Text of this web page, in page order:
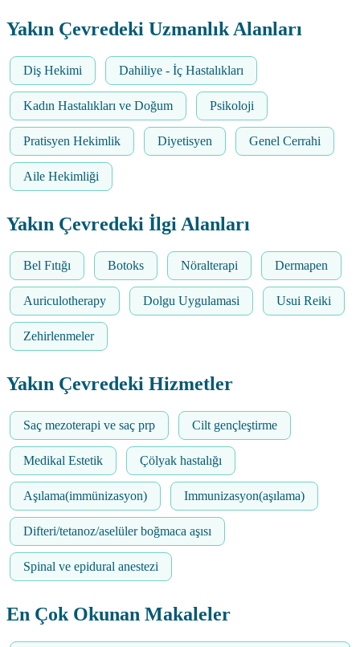
Yakın Çevredeki Uzmanlık Alanları
Diş Hekimi Dahiliye - İç Hastalıkları
Kadın Hastalıkları ve Doğum Psikoloji
Pratisyen Hekimlik Diyetisyen Genel Cerrahi
Aile Hekimliği
Yakın Çevredeki İlgi Alanları
Bel Fıtığı Botoks Nöralterapi Dermapen
Auriculotherapy Dolgu Uygulamasi Usui Reiki
Zehirlenmeler
Yakın Çevredeki Hizmetler
Saç mezoterapi ve saç prp Cilt gençleştirme
Medikal Estetik Çölyak hastalığı
Aşılama(immünizasyon) Immunizasyon(aşılama)
Difteri/tetanoz/aselüler boğmaca aşısı
Spinal ve epidural anestezi
En Çok Okunan Makaleler